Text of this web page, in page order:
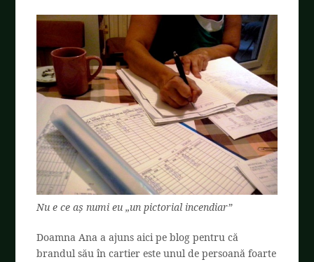
Nu e ce aș numi eu „un pictorial incendiar”
Doamna Ana a ajuns aici pe blog pentru că
brandul său în cartier este unul de persoană foarte